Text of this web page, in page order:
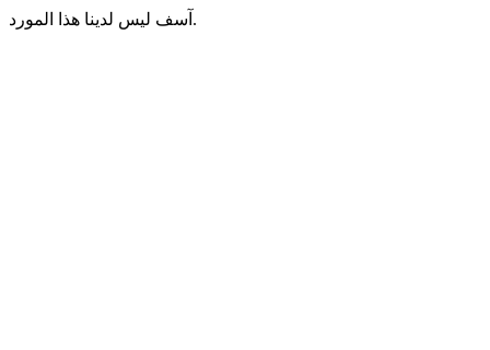
آسف ليس لدينا هذا المورد.